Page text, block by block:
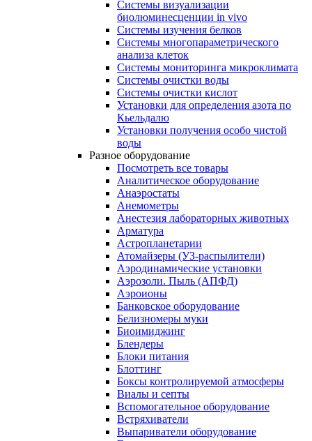
Системы визуализации
биолюминесценции in vivo
Системы изучения белков
Системы многопараметрического
анализа клеток
Системы мониторинга микроклимата
Системы очистки воды
Системы очистки кислот
Установки для определения азота по
Кьельдалю
Установки получения особо чистой
воды
Разное оборудование
Посмотреть все товары
Аналитическое оборудование
Анаэростаты
Анемометры
Анестезия лабораторных животных
Арматура
Астропланетарии
Атомайзеры (УЗ-распылители)
Аэродинамические установки
Аэрозоли. Пыль (АПФД)
Аэроионы
Банковское оборудование
Белизномеры муки
Биоимиджинг
Блендеры
Блоки питания
Блоттинг
Боксы контролируемой атмосферы
Виалы и септы
Вспомогательное оборудование
Встряхиватели
Выпариватели оборудование